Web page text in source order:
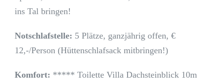
ins Tal bringen!
Notschlafstelle: 5 Plätze, ganzjährig offen, €
12,-/Person (Hüttenschlafsack mitbringen!)
Komfort: ***** Toilette Villa Dachsteinblick 10m